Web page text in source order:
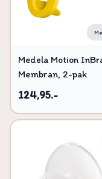
Medela Motion
Membran, 2-pak
124,95.-